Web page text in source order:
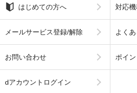
はじめての方へ 対応
メールサービス登録/解除 よく
お問い合わせ ポイ
dアカウントログイン